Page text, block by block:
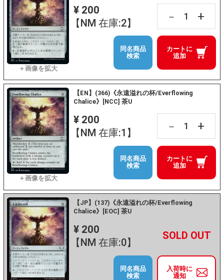
¥ 200
【NM 在庫:2】
－ +
カートに
追加
同名商品
検索
【EN】(366)《永遠溢れの杯/Everflowing
Chalice》[NCC] 茶U
¥ 200
【NM 在庫:1】
－ +
カートに
追加
同名商品
検索
【JP】(137)《永遠溢れの杯/Everflowing
Chalice》[EOC] 茶U
¥ 200
【NM 在庫:0】
－ +
入荷時に
通知
同名商品
検索